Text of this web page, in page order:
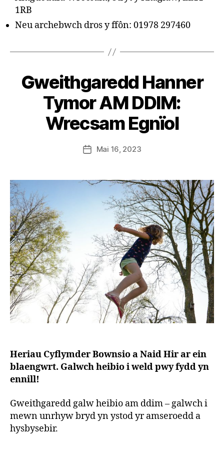
1RB
Neu archebwch dros y ffôn: 01978 297460
Gweithgaredd Hanner
Tymor AM DDIM:
Wrecsam Egnïol
Post
author
y
S
e
v
G
n
t
e
r
PostMai 16, 2023
Heriau Cyflymder Bownsio a Naid Hir ar ein
blaengwrt. Galwch heibio i weld pwy fydd yn
ennill!
Gweithgaredd galw heibio am ddim – galwch i
mewn unrhyw bryd yn ystod yr amseroedd a
hysbysebir.